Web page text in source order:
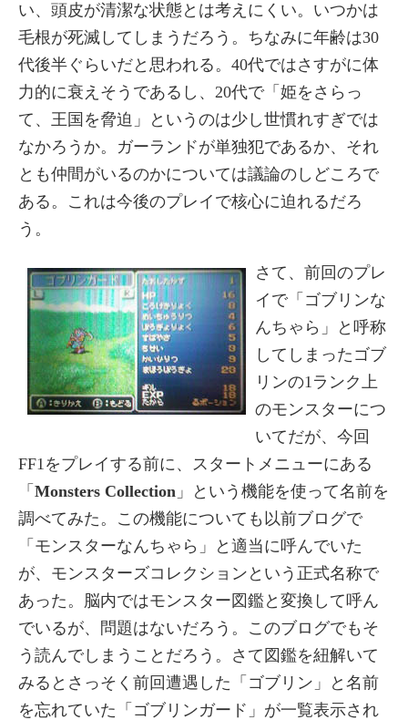
い、頭皮が清潔な状態とは考えにくい。いつかは
毛根が死滅してしまうだろう。ちなみに年齢は30
代後半ぐらいだと思われる。40代ではさすがに体
力的に衰えそうであるし、20代で「姫をさらっ
て、王国を脅迫」というのは少し世慣れすぎでは
なかろうか。ガーランドが単独犯であるか、それ
とも仲間がいるのかについては議論のしどころで
ある。これは今後のプレイで核心に迫れるだろ
う。
さて、前回のプレ
イで「ゴブリンな
んちゃら」と呼称
してしまったゴブ
リンの1ランク上
のモンスターにつ
いてだが、今回
FF1をプレイする前に、スタートメニューにある
「 Monsters Collection 」という機能を使って名前を
調べてみた。この機能についても以前ブログで
「モンスターなんちゃら」と適当に呼んでいた
が、モンスターズコレクションという正式名称で
あった。脳内ではモンスター図鑑と変換して呼ん
でいるが、問題はないだろう。このブログでもそ
う読んでしまうことだろう。さて図鑑を紐解いて
みるとさっそく前回遭遇した「ゴブリン」と名前
を忘れていた「ゴブリンガード」が一覧表示され